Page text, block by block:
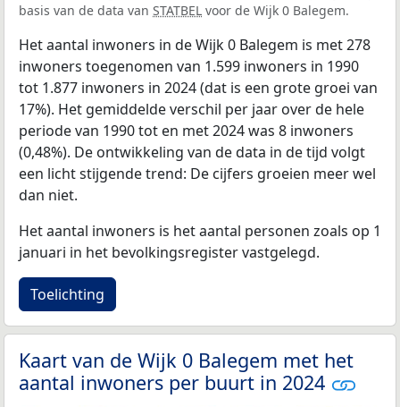
basis van de data van STATBEL voor de Wijk 0 Balegem.
Het aantal inwoners in de Wijk 0 Balegem is met 278
inwoners toegenomen van 1.599 inwoners in 1990
tot 1.877 inwoners in 2024 (dat is een grote groei van
17%). Het gemiddelde verschil per jaar over de hele
periode van 1990 tot en met 2024 was 8 inwoners
(0,48%). De ontwikkeling van de data in de tijd volgt
een licht stijgende trend: De cijfers groeien meer wel
dan niet.
Het aantal inwoners is het aantal personen zoals op 1
januari in het bevolkingsregister vastgelegd.
Toelichting
Kaart van de Wijk 0 Balegem met het
aantal inwoners per buurt in 2024